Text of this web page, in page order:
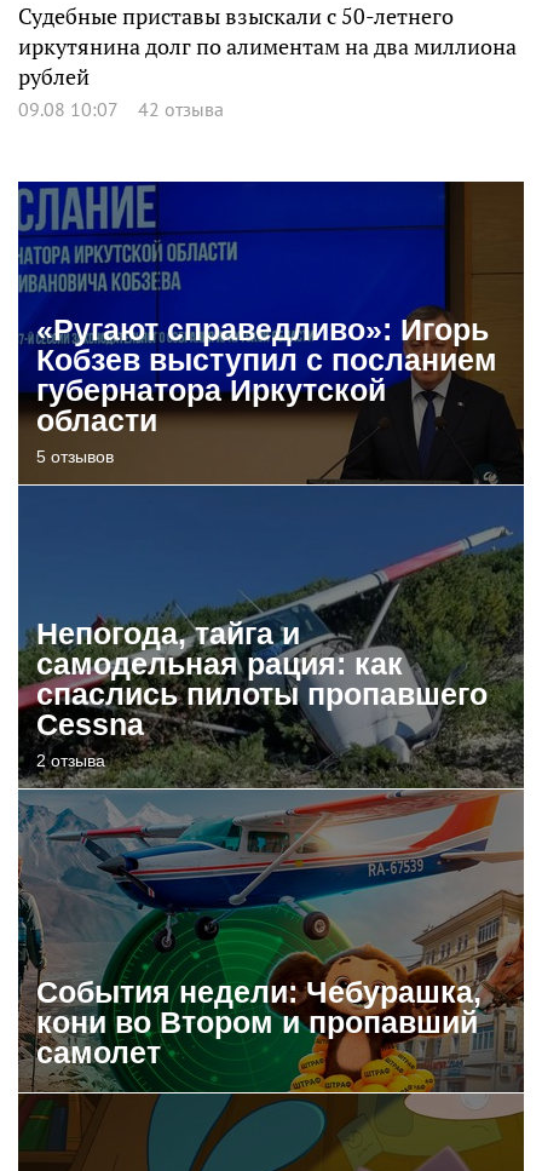
Судебные приставы взыскали с 50-летнего
иркутянина долг по алиментам на два миллиона
рублей
09.08 10:07 42 отзыва
«Ругают справедливо»: Игорь
Кобзев выступил с посланием
губернатора Иркутской
области
5 отзывов
Непогода, тайга и
самодельная рация: как
спаслись пилоты пропавшего
Cessna
2 отзыва
События недели: Чебурашка,
кони во Втором и пропавший
самолет